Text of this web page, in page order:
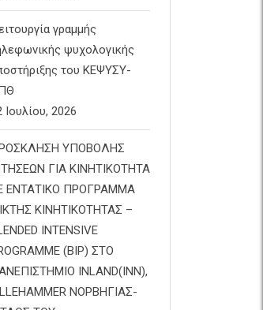
γραμμής
ψυχολογικής
του ΚΕΨΥΣΥ-
Ιουλίου, 2026
ΥΠΟΒΟΛΗΣ
ΓΙΑ ΚΙΝΗΤΙΚΟΤΗΤΑ
ΕΝΤΑΤΙΚΟ ΠΡΟΓΡΑΜΜΑ
ΚΙΝΗΤΙΚΟΤΗΤΑΣ –
INTENSIVE
(BIP) ΣΤΟ
INLAND(INN),
ΝΟΡΒΗΓΙΑΣ-